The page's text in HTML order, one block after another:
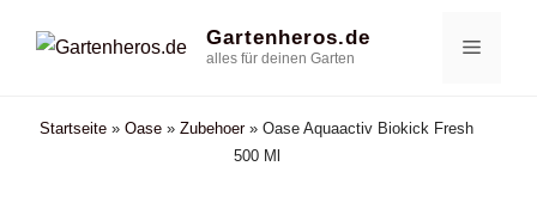
Inhalt
Gartenheros.de
alles für deinen Garten
Menü
Startseite » Oase » Zubehoer» Oase Aquaactiv Biokick Fresh
500 Ml